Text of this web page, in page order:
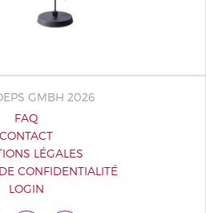
GMBH 2026
FAQ
CONTACT
LÉGALES
CONFIDENTIALITÉ
LOGIN